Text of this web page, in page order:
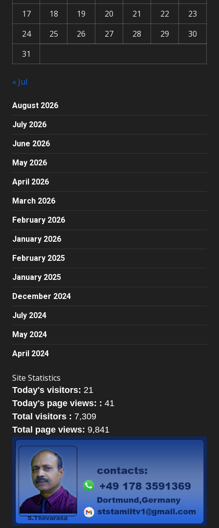
17
18 19 20 21 22
23
24
25 26 27 28 29
30
31
« Jul
August 2026
July 2026
June 2026
May 2026
April 2026
March 2026
February 2026
January 2026
February 2025
January 2025
December 2024
July 2024
May 2024
April 2024
Site Statistics
Today's visitors: 21
Today's page views: : 41
Total visitors : 7,309
Total page views: 9,841